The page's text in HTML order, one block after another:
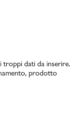
troppi dati da inserire.
prodotto